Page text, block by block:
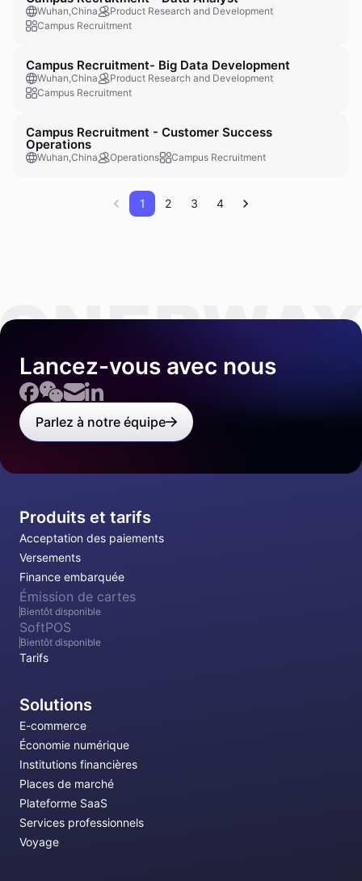
Wuhan,China
Product Research and Development
Campus Recruitment
Campus Recruitment- Big Data Development
Wuhan,China
Product Research and Development
Campus Recruitment
Campus Recruitment - Customer Success
Operations
Wuhan,China Operations Campus Recruitment
1 2 3 4
Lancez-vous avec nous
Parlez à notre équipe
Produits et tarifs
Acceptation des paiements
Versements
Finance embarquée
Émission de cartes
Bientôt disponible
SoftPOS
Bientôt disponible
Tarifs
Solutions
E-commerce
Économie numérique
Institutions financières
Places de marché
Plateforme SaaS
Services professionnels
Voyage